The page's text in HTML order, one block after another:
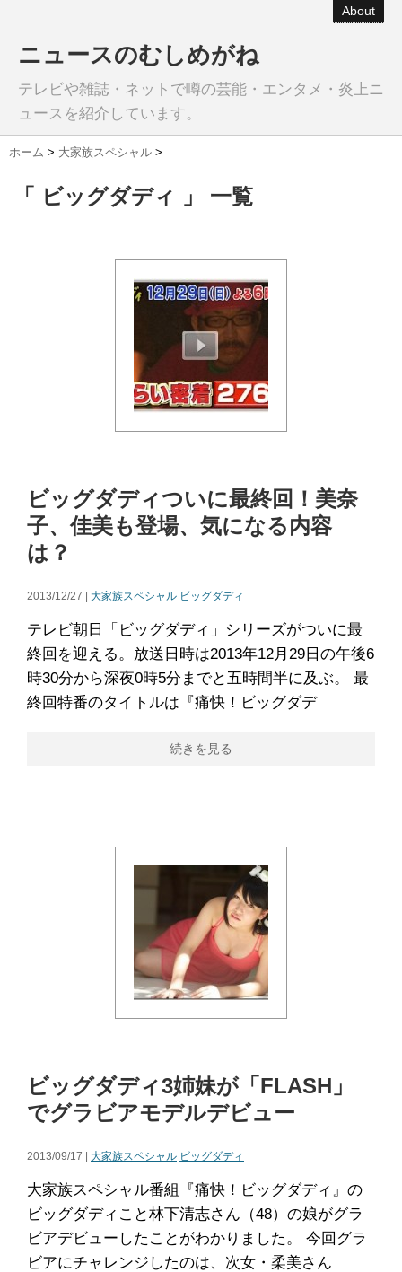
About
ニュースのむしめがね
テレビや雑誌・ネットで噂の芸能・エンタメ・炎上ニ
ュースを紹介しています。
ホーム > 大家族スペシャル >
「 ビッグダディ 」 一覧
ビッグダディついに最終回！美奈
子、佳美も登場、気になる内容
は？
2013/12/27 | 大家族スペシャル ビッグダディ
テレビ朝日「ビッグダディ」シリーズがついに最
終回を迎える。放送日時は2013年12月29日の午後6
時30分から深夜0時5分までと五時間半に及ぶ。 最
終回特番のタイトルは『痛快！ビッグダデ
続きを見る
ビッグダディ3姉妹が「FLASH」
でグラビアモデルデビュー
2013/09/17 | 大家族スペシャル ビッグダディ
大家族スペシャル番組『痛快！ビッグダディ』の
ビッグダディこと林下清志さん（48）の娘がグラ
ビアデビューしたことがわかりました。 今回グラ
ビアにチャレンジしたのは、次女・柔美さん